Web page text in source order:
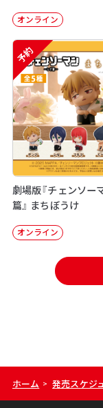
オンライン
予約
劇場版『チェンソー
篇』 まちぼうけ
オンライン
ホーム > 発売スケジ